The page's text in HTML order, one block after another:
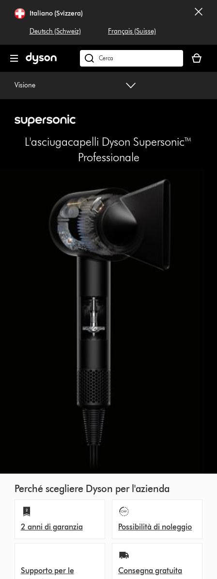
navigazioneItaliano (Svizzera)
Deutsch (Schweiz) Français (Suisse)
Cerca
su
carrello
è
Visione
L'asciugacapelli Dyson Supersonic™
Professionale
Perché scegliere Dyson per l'azienda
2 anni di garanzia Possibilità di noleggio
Supporto per le
Consegna gratuita